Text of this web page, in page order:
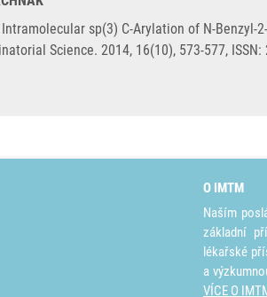
sp(3) C-Arylation of N-
Science. 2014, 16(10), 573-577, ISSN:
O IMTM
Naším
základní
lékařské
a
VÍCE O